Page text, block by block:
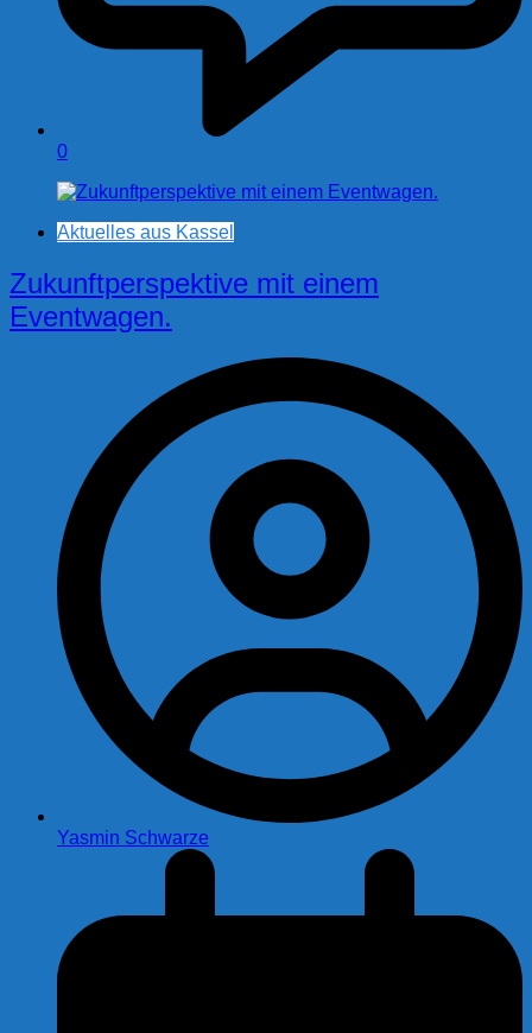
0
Aktuelles aus Kassel
Zukunftperspektive mit einem
Eventwagen.
Yasmin Schwarze